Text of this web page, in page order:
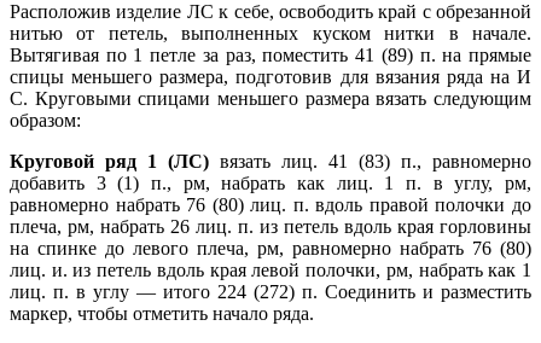
Расположив изделие ЛС к себе, освободить край с обрезанной
нитью от петель, выполненных куском нитки в начале.
Вытягивая по 1 петле за раз, поместить 41 (89) п. на прямые
спицы меньшего размера, подготовив для вязания ряда на И
С. Круговыми спицами меньшего размера вязать следующим
образом:
Круговой ряд 1 (ЛС) вязать лиц. 41 (83) п., равномерно
добавить 3 (1) п., рм, набрать как лиц. 1 п. в углу, рм,
равномерно набрать 76 (80) лиц. п. вдоль правой полочки до
плеча, рм, набрать 26 лиц. п. из петель вдоль края горловины
на спинке до левого плеча, рм, равномерно набрать 76 (80)
лиц. и. из петель вдоль края левой полочки, рм, набрать как 1
лиц. п. в углу — итого 224 (272) п. Соединить и разместить
маркер, чтобы отметить начало ряда.